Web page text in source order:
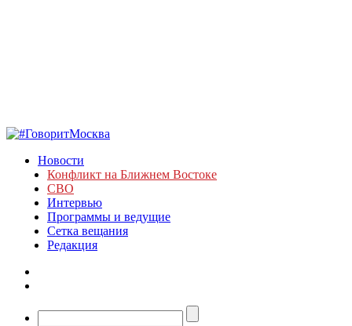
Новости
Конфликт на Ближнем Востоке
СВО
Интервью
Программы и ведущие
Сетка вещания
Редакция